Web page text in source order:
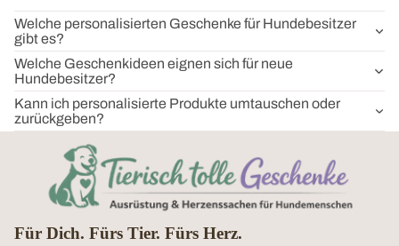
Welche personalisierten Geschenke für Hundebesitzer
gibt es?
Welche Geschenkideen eignen sich für neue
Hundebesitzer?
Kann ich personalisierte Produkte umtauschen oder
zurückgeben?
Für Dich. Fürs Tier. Fürs Herz.